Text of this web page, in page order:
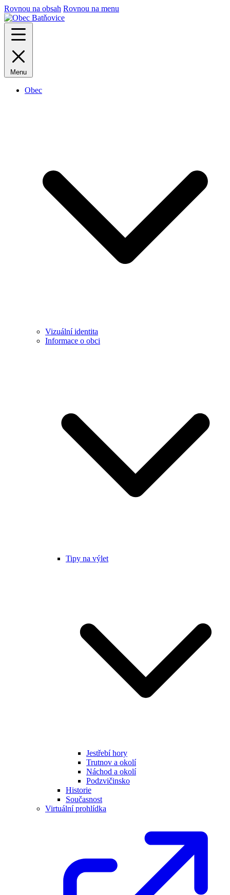
Rovnou na obsah Rovnou na menu
Menu
Obec
Vizuální identita
Informace o obci
Tipy na výlet
Jestřebí hory
Trutnov a okolí
Náchod a okolí
Podzvičinsko
Historie
Současnost
Virtuální prohlídka